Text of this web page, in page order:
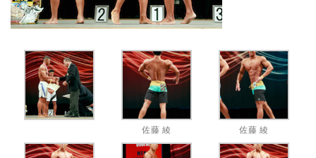
佐藤 綾 佐藤 綾